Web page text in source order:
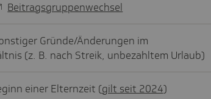
Beitragsgruppenwechsel
Gründe/Änderungen im
(z. B. nach Streik, unbezahltem Urlaub)
einer Elternzeit (gilt seit 2024)